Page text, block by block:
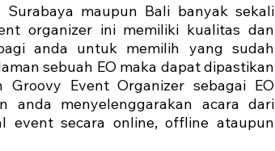
maupun Bali banyak sekali
organizer ini memiliki kualitas dan
anda untuk memilih yang sudah
sebuah EO maka dapat dipastikan
Event Organizer sebagai EO
anda menyelenggarakan acara dari
event secara online, offline ataupun